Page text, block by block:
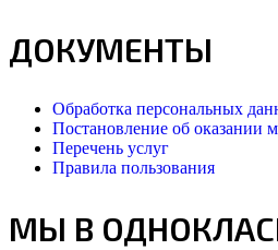
ДОКУМЕНТЫ
Обработка персональных
Постановление об оказании
Перечень услуг
Правила пользования
МЫ В